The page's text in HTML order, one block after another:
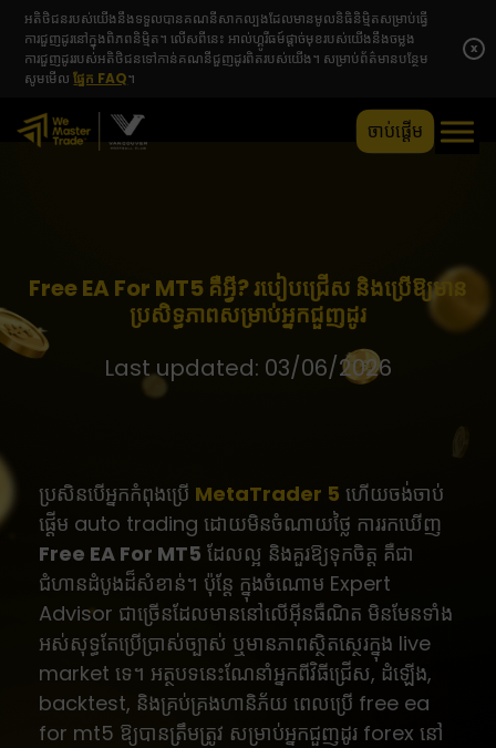
អតិថិជនរបស់យើងនឹងទទួលបានគណនីសាកល្បងដែលមានមូលនិធិនិម្មិតសម្រាប់ធ្វើ
ការជួញដូរនៅក្នុងពិភពនិម្មិត។ លើសពីនេះ អាល់ហ្គូរីធម៍ផ្តាច់មុខរបស់យើងនឹងចម្លង
ការជួញដូររបស់អតិថិជនទៅកាន់គណនីជួញដូរពិតរបស់យើង។ សម្រាប់ព័ត៌មានបន្ថែម
សូមមើលផ្នែក FAQ។
x
ចាប់ផ្តើម
Free EA For MT5 គឺអ្វី? របៀបជ្រើស និងប្រើឱ្យមាន
ប្រសិទ្ធភាពសម្រាប់អ្នកជួញដូរ
Last updated: 03/06/2026
ប្រសិនបើអ្នកកំពុងប្រើ MetaTrader 5 ហើយចង់ចាប់
ផ្តើម auto trading ដោយមិនចំណាយថ្លៃ ការរកឃើញ
Free EA For MT5 ដែលល្អ និងគួរឱ្យទុកចិត្ត គឺជា
ជំហានដំបូងដ៏សំខាន់។ ប៉ុន្តែ ក្នុងចំណោម Expert
Advisor ជាច្រើនដែលមាននៅលើអ៊ីនធឺណិត មិនមែនទាំង
អស់សុទ្ធតែប្រើប្រាស់ច្បាស់ ឬមានភាពស្ថិតស្ថេរក្នុង live
market ទេ។ អត្ថបទនេះណែនាំអ្នកពីវិធីជ្រើស, ដំឡើង,
backtest, និងគ្រប់គ្រងហានិភ័យ ពេលប្រើ free ea
for mt5 ឱ្យបានត្រឹមត្រូវ សម្រាប់អ្នកជួញដូរ forex នៅ